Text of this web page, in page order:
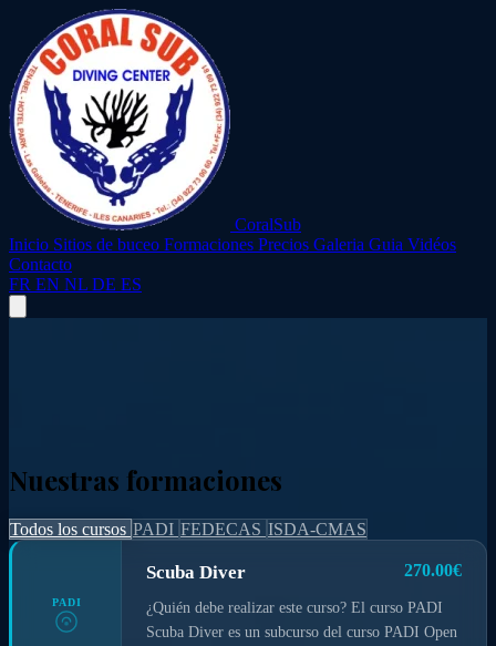
CoralSub
Inicio Sitios de buceo Formaciones Precios Galeria Guia Vidéos
Contacto
FR EN NL DE ES
Nuestras formaciones
Todos los cursos PADI FEDECAS ISDA-CMAS
PADI
Scuba Diver 270.00€
¿Quién debe realizar este curso? El curso PADI
Scuba Diver es un subcurso del curso PADI Open